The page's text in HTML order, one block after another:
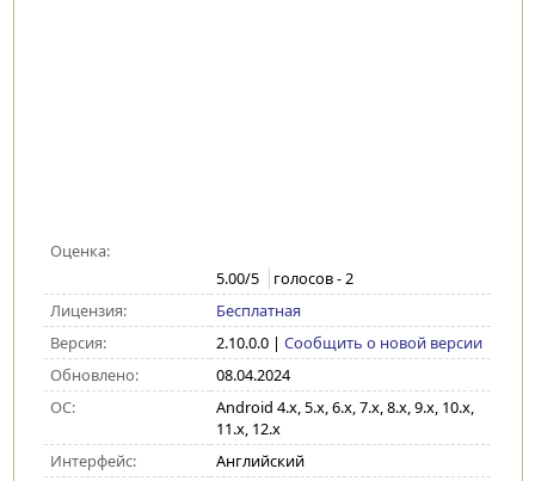
Оценка:
5.00/5 голосов -2
Лицензия:
Бесплатная
Версия:
2.10.0.0| Сообщить о новой версии
Обновлено:
08.04.2024
ОС:
Android 4.x, 5.x, 6.x, 7.x, 8.x, 9.x, 10.x,
11.x, 12.x
Интерфейс:
Английский